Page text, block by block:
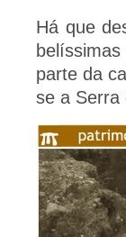
Há que
parte da
se a Serra